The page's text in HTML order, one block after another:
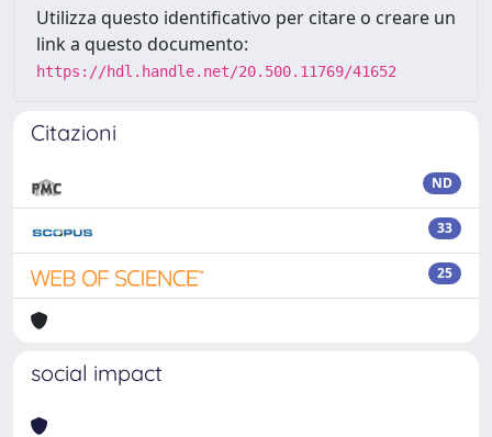
Utilizza questo identificativo per citare o creare un
link a questo documento:
https://hdl.handle.net/20.500.11769/41652
Citazioni
ND
33
25
social impact